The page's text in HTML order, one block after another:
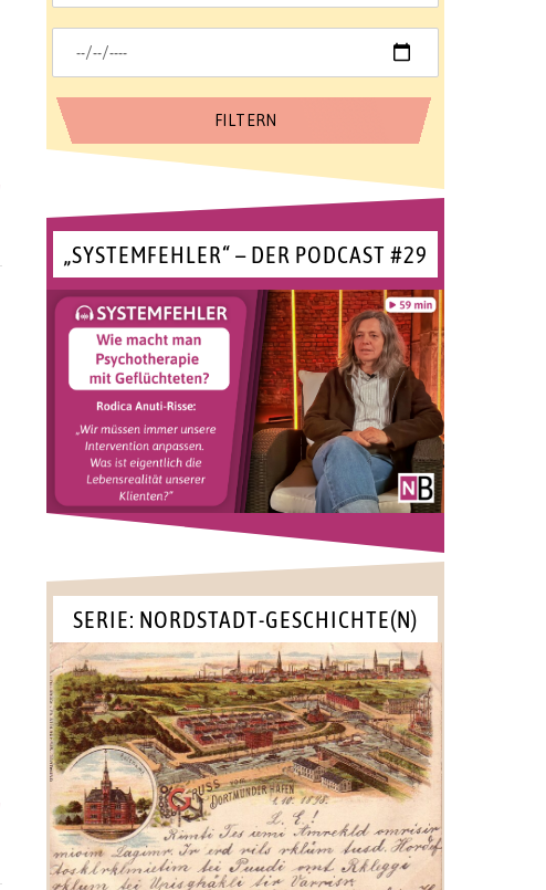
„SYSTEMFEHLER“ – DER PODCAST #29
SERIE: NORDSTADT-GESCHICHTE(N)